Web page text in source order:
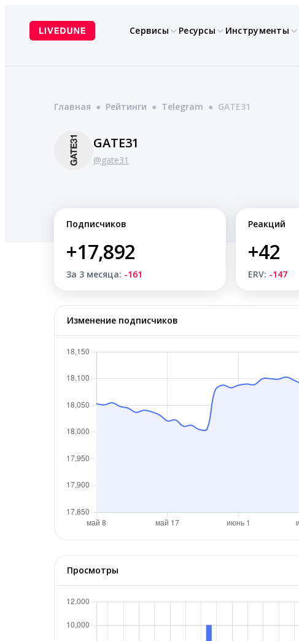
содержимому
Сервисы Ресурсы Инструменты
Главная ● Рейтинги ● Telegram ● GATE31
GATE31
@gate31
Подписчиков
+17,892
За 3 месяца: -161
Реакций
+42
ERV: -147
Изменение подписчиков
Просмотры